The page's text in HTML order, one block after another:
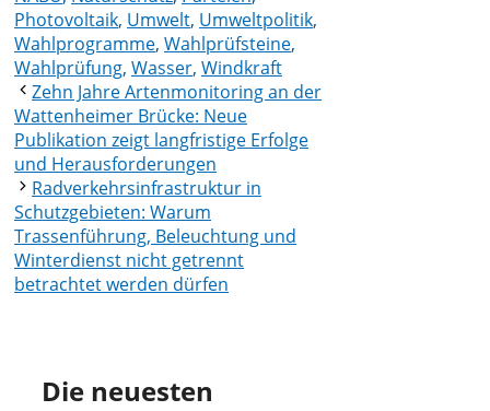
Photovoltaik, Umwelt, Umweltpolitik,
Wahlprogramme, Wahlprüfsteine,
Wahlprüfung, Wasser, Windkraft
Zehn Jahre Artenmonitoring an der
Wattenheimer Brücke: Neue
Publikation zeigt langfristige Erfolge
und Herausforderungen
Radverkehrsinfrastruktur in
Schutzgebieten: Warum
Trassenführung, Beleuchtung und
Winterdienst nicht getrennt
betrachtet werden dürfen
Die neuesten